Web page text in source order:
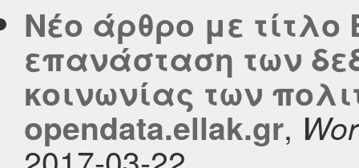
Νέο άρθρο με τίτλο
επανάσταση των
κοινωνίας των
opendata.ellak.gr,